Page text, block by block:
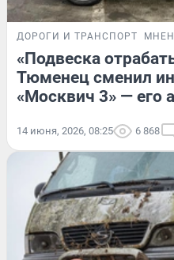
ДОРОГИ И ТРАНСПОРТ
«Подвеска
Тюменец сменил
«Москвич 3» — его
14 июня, 2026, 08:25 6 868